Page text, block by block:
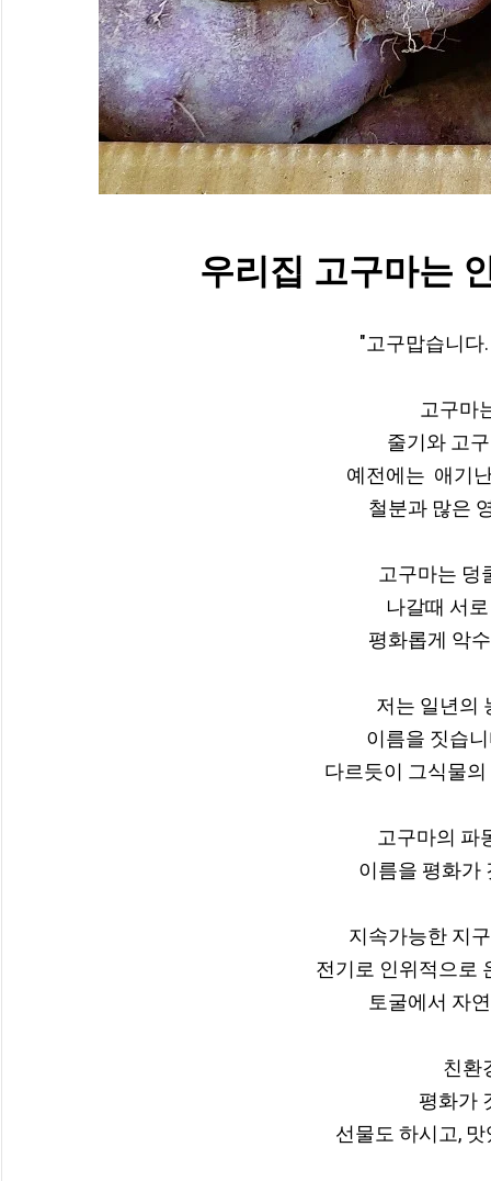
우리집 고구마는
"고구맙습니다
고구마
줄기와 고
예전에는  애기
철분과 많은
고구마는 덩
나갈때 서
평화롭게 악
저는 일년의
이름을 짓습
다르듯이 그식물
고구마의 파
이름을 평화가
지속가능한 지
전기로 인위적으로
토굴에서 자
친환
평화가
선물도 하시고,